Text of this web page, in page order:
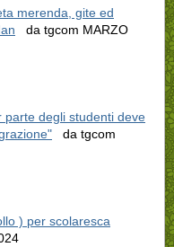
merenda, gite ed
da tgcom MARZO
parte degli studenti deve
da tgcom
) per scolaresca